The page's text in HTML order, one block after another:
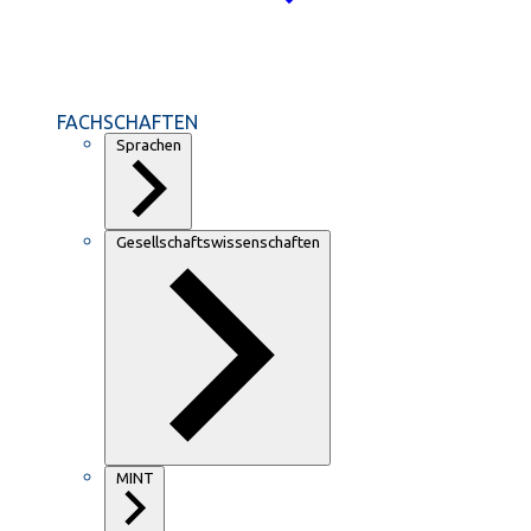
FACHSCHAFTEN
Sprachen
Gesellschaftswissenschaften
MINT